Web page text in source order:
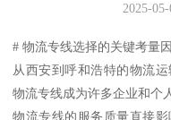
2025-05-
# 物流专线选择的关键考量
从西安到呼和浩特的物流
物流专线成为许多企业和个
物流专线的服务质量直接